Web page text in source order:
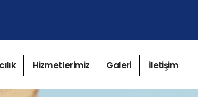
Hizmetlerimiz Galeri İletişim